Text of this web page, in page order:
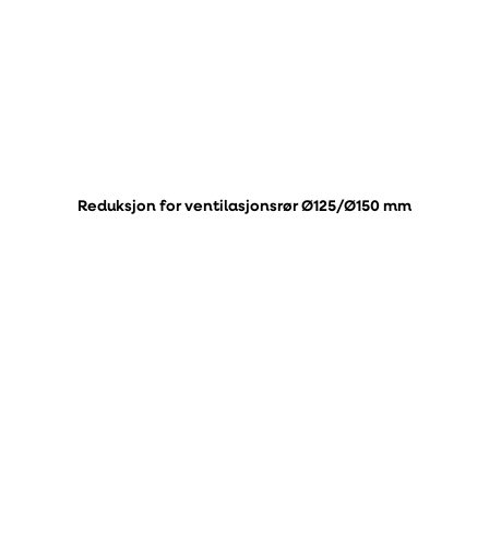
Reduksjon for ventilasjonsrør Ø125/Ø150 mm